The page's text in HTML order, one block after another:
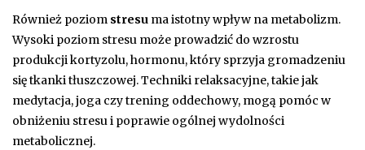
Również poziom stresu ma istotny wpływ na metabolizm.
Wysoki poziom stresu może prowadzić do wzrostu
produkcji kortyzolu, hormonu, który sprzyja gromadzeniu
się tkanki tłuszczowej. Techniki relaksacyjne, takie jak
medytacja, joga czy trening oddechowy, mogą pomóc w
obniżeniu stresu i poprawie ogólnej wydolności
metabolicznej.